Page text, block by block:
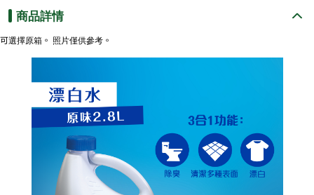
商品詳情
可選擇原箱。 照片僅供參考。